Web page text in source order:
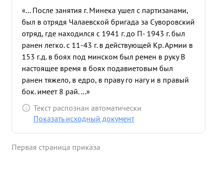
«... После занятия г. Минека ушел с партизанами,
был в отрядя Чалаевской бригада за Суворовский
отряд, где находился с 1941 г. до П- 1943 г. был
ранен легко. с 11-43 г. в действующей Кр. Армии в
153 г.д. в боях под минском был ремен в руку В
настоящее время в боях подавиетовым был
ранен тяжело, в едро, в праву го нагу и в правый
бок. имеет 8 рай. ...»
Текст распознан автоматически
Показать исходный документ
Первая страница приказа